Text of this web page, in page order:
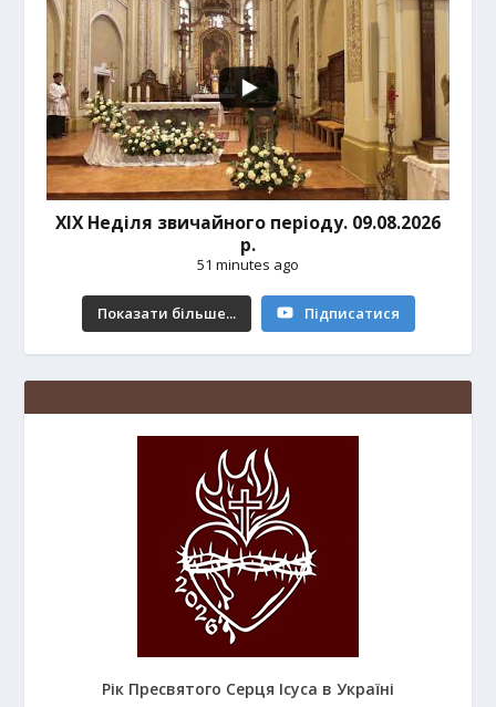
ХІХ Неділя звичайного періоду. 09.08.2026
р.
51 minutes ago
Показати більше... Підписатися
Рік Пресвятого Серця Ісуса в Україні